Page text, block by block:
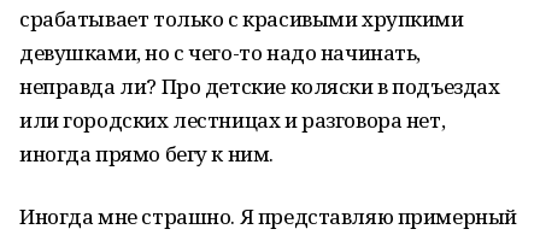
срабатывает только с красивыми хрупкими
девушками, но с чего-то надо начинать,
неправда ли? Про детские коляски в подъездах
или городских лестницах и разговора нет,
иногда прямо бегу к ним.
Иногда мне страшно. Я представляю примерный